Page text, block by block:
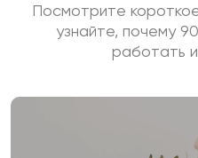
Посмотрите
узнайте, почему
работать